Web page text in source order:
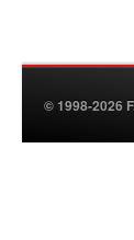
© 1998-2026